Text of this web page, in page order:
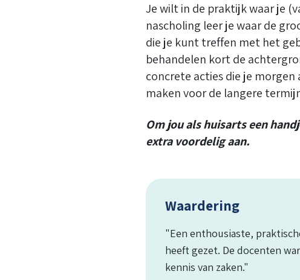
Je wilt in de praktijk waar je
nascholing leer je waar de
die je kunt treffen met het
behandelen kort de
concrete acties die je
maken voor de langere
Om jou als huisarts een
extra voordelig aan.
Waardering
"Een enthousiaste,
heeft gezet. De docenten
kennis van zaken."